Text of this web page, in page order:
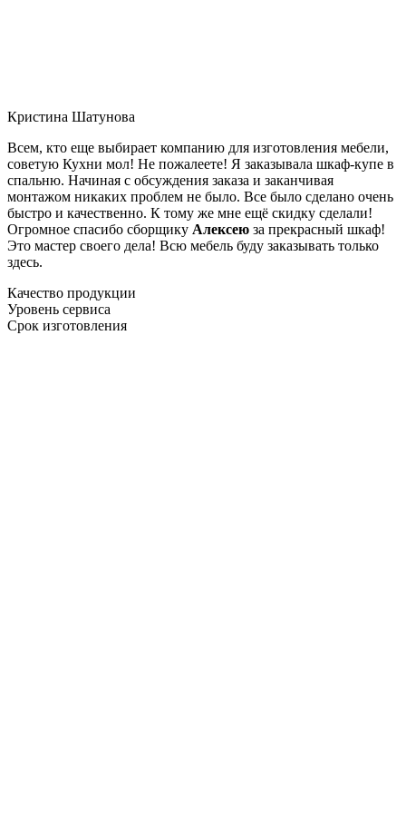
Кристина Шатунова
Всем, кто еще выбирает компанию для изготовления мебели,
советую Кухни мол! Не пожалеете! Я заказывала шкаф-купе в
спальню. Начиная с обсуждения заказа и заканчивая
монтажом никаких проблем не было. Все было сделано очень
быстро и качественно. К тому же мне ещё скидку сделали!
Огромное спасибо сборщику Алексею за прекрасный шкаф!
Это мастер своего дела! Всю мебель буду заказывать только
здесь.
Качество продукции
Уровень сервиса
Срок изготовления